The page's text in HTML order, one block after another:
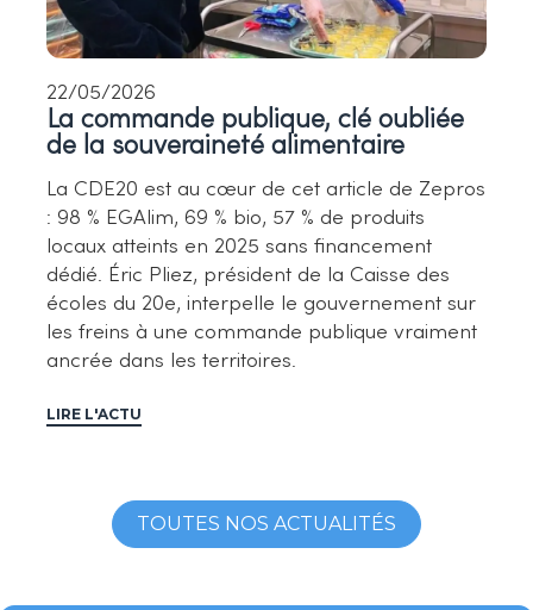
22/05/2026
La commande publique, clé oubliée
de la souveraineté alimentaire
La CDE20 est au cœur de cet article de Zepros
: 98 % EGAlim, 69 % bio, 57 % de produits
locaux atteints en 2025 sans financement
dédié. Éric Pliez, président de la Caisse des
écoles du 20e, interpelle le gouvernement sur
les freins à une commande publique vraiment
ancrée dans les territoires.
LIRE L'ACTU
TOUTES NOS ACTUALITÉS